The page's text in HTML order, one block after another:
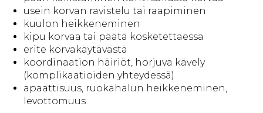
usein korvan ravistelu tai raapiminen
kuulon heikkeneminen
kipu korvaa tai päätä kosketettaessa
erite korvakäytävästä
koordinaation häiriöt, horjuva kävely
(komplikaatioiden yhteydessä)
apaattisuus, ruokahalun heikkeneminen,
levottomuus